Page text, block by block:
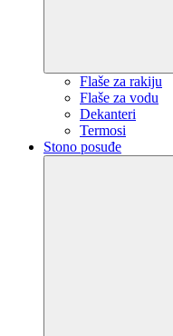
Flaše za rakiju
Flaše za vodu
Dekanteri
Termosi
Stono posuđe